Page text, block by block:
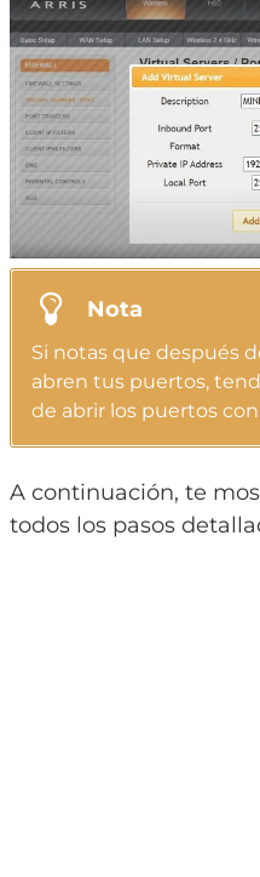
Nota
Si notas que después
abren tus puertos,
de abrir los puertos
A continuación, te
todos los pasos